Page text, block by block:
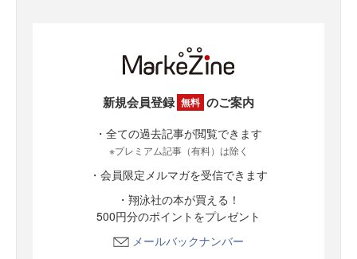
新規会員登録 無料 のご案内
・全ての過去記事が閲覧できます
※プレミアム記事（有料）は除く
・会員限定メルマガを受信できます
・翔泳社の本が買える！
500円分のポイントをプレゼント
メールバックナンバー